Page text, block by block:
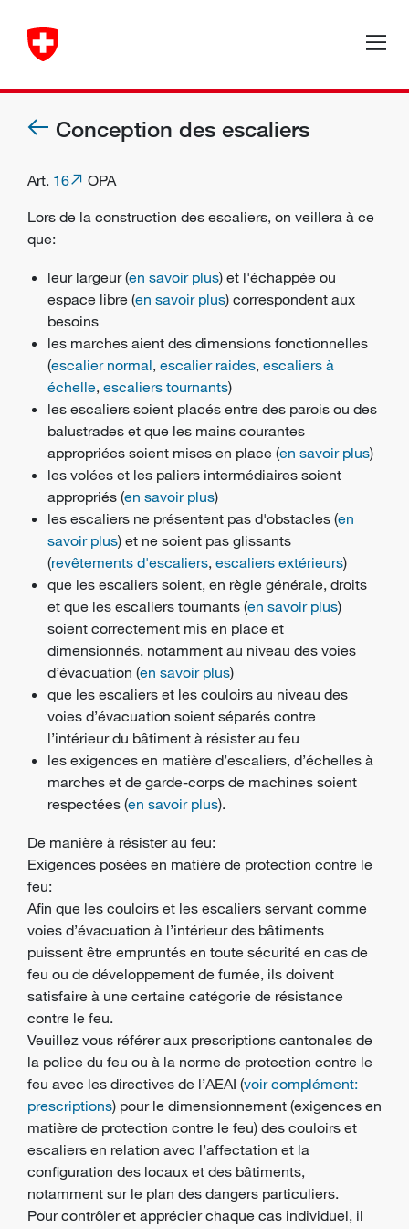
Conception des escaliers
Art. 16
OPA
Lors de la construction des escaliers, on veillera à ce
que:
leur largeur (en savoir plus) et l'échappée ou
espace libre (en savoir plus) correspondent aux
besoins
les marches aient des dimensions fonctionnelles
(escalier normal, escalier raides, escaliers à
échelle, escaliers tournants)
les escaliers soient placés entre des parois ou des
balustrades et que les mains courantes
appropriées soient mises en place (en savoir plus)
les volées et les paliers intermédiaires soient
appropriés (en savoir plus)
les escaliers ne présentent pas d'obstacles (en
savoir plus) et ne soient pas glissants
(revêtements d'escaliers, escaliers extérieurs)
que les escaliers soient, en règle générale, droits
et que les escaliers tournants (en savoir plus)
soient correctement mis en place et
dimensionnés, notamment au niveau des voies
d’évacuation (en savoir plus)
que les escaliers et les couloirs au niveau des
voies d’évacuation soient séparés contre
l’intérieur du bâtiment à résister au feu
les exigences en matière d’escaliers, d’échelles à
marches et de garde-corps de machines soient
respectées (en savoir plus).
De manière à résister au feu:
Exigences posées en matière de protection contre le
feu:
Afin que les couloirs et les escaliers servant comme
voies d’évacuation à l’intérieur des bâtiments
puissent être empruntés en toute sécurité en cas de
feu ou de développement de fumée, ils doivent
satisfaire à une certaine catégorie de résistance
contre le feu.
Veuillez vous référer aux prescriptions cantonales de
la police du feu ou à la norme de protection contre le
feu avec les directives de l’AEAI (voir complément:
prescriptions) pour le dimensionnement (exigences en
matière de protection contre le feu) des couloirs et
escaliers en relation avec l’affectation et la
configuration des locaux et des bâtiments,
notamment sur le plan des dangers particuliers.
Pour contrôler et apprécier chaque cas individuel, il